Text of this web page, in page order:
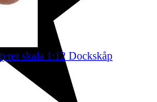
skala 1:12 Dockskåp